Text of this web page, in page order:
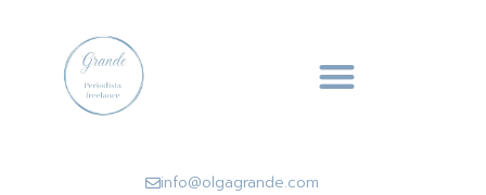
info@olgagrande.com